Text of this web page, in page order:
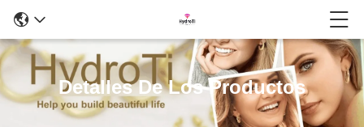
Detalles De Los Productos